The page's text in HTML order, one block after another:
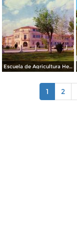
Escuela de Agricultura Hermanos Escobar
1 2